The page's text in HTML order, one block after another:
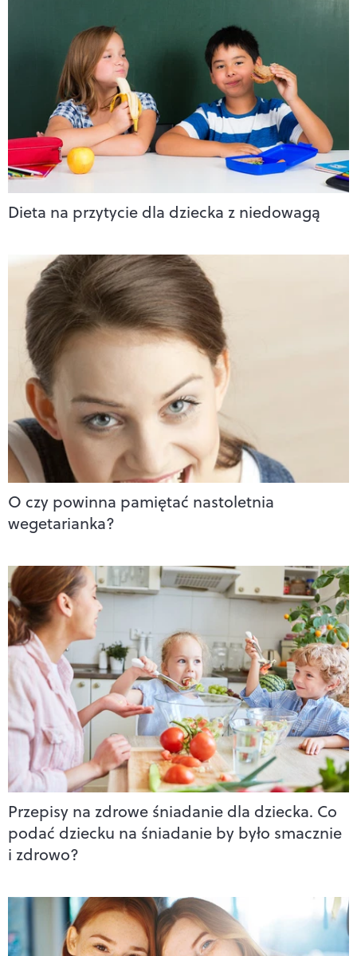
Dieta na przytycie dla dziecka z niedowagą
O czy powinna pamiętać nastoletnia
wegetarianka?
Przepisy na zdrowe śniadanie dla dziecka. Co
podać dziecku na śniadanie by było smacznie
i zdrowo?